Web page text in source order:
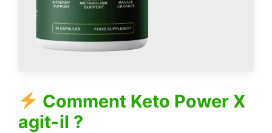
Comment Keto Power X
agit-il ?